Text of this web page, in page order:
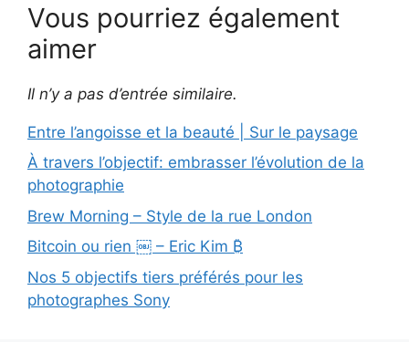
Vous pourriez également
aimer
Il n’y a pas d’entrée similaire.
Entre l’angoisse et la beauté | Sur le paysage
À travers l’objectif: embrasser l’évolution de la
photographie
Brew Morning – Style de la rue London
Bitcoin ou rien ￼ – Eric Kim ₿
Nos 5 objectifs tiers préférés pour les
photographes Sony